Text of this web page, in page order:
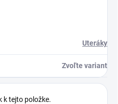
Uteráky
Zvoľte variant
k tejto položke.